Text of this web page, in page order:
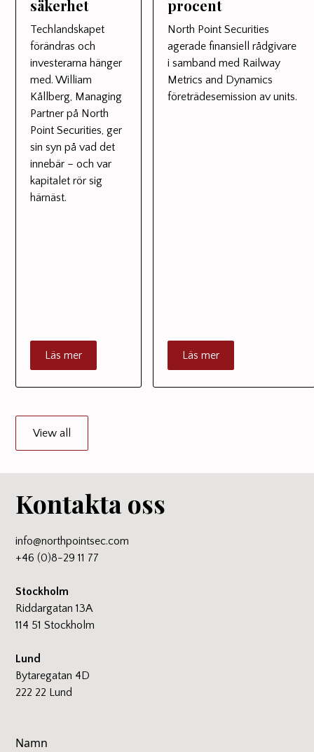
säkerhet
Techlandskapet
förändras och
investerarna hänger
med. William
Kållberg, Managing
Partner på North
Point Securities, ger
sin syn på vad det
innebär – och var
kapitalet rör sig
härnäst.
Läs mer
procent
North Point Securities
agerade finansiell rådgivare
i samband med Railway
Metrics and Dynamics
företrädesemission av units.
Läs mer
View all
Kontakta oss
info@northpointsec.com
+46 (0)8-29 11 77
Stockholm
Riddargatan 13A
114 51 Stockholm
Lund
Bytaregatan 4D
222 22 Lund
Namn